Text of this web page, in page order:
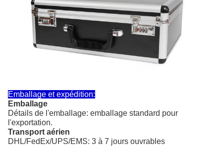
Emballage et expédition:
Emballage
Détails de l'emballage: emballage standard pour
l'exportation.
Transport aérien
DHL/FedEx/UPS/EMS: 3 à 7 jours ouvrables